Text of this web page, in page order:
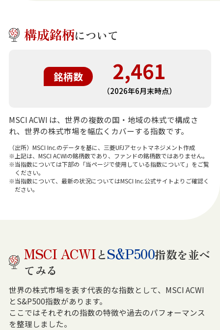
構成銘柄について
銘柄数 2,461
（2026年6月末時点）
MSCI ACWI は、世界の複数の国・地域の株式で構成さ
れ、世界の株式市場を幅広くカバーする指数です。
（出所）MSCI Inc.のデータを基に、三菱UFJアセットマネジメント作成
※上記は、MSCI ACWIの銘柄数であり、ファンドの銘柄数ではありません。
※当指数については下部の「当ページで使用している指数について」をご覧
ください。
※当指数について、最新の状況についてはMSCI Inc.公式サイトよりご確認く
ださい。
MSCI ACWIとS&P500指数を並べ
てみる
世界の株式市場を表す代表的な指数として、MSCI ACWI
とS&P500指数があります。
ここではそれぞれの指数の特徴や過去のパフォーマンス
を整理しました。